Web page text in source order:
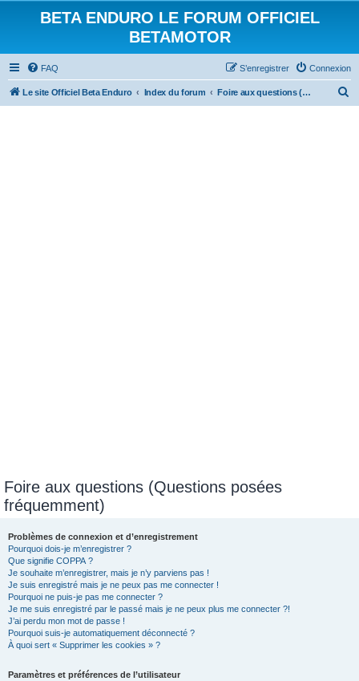
BETA ENDURO LE FORUM OFFICIEL
BETAMOTOR
FAQ Connexion
S’enregistrer
Le site Officiel Beta Enduro Index du forum Foire aux questions (Questions posées fréquemment)
Foire aux questions (Questions posées
fréquemment)
Problèmes de connexion et d’enregistrement
Pourquoi dois-je m’enregistrer ?
Que signifie COPPA ?
Je souhaite m’enregistrer, mais je n’y parviens pas !
Je suis enregistré mais je ne peux pas me connecter !
Pourquoi ne puis-je pas me connecter ?
Je me suis enregistré par le passé mais je ne peux plus me connecter ?!
J’ai perdu mon mot de passe !
Pourquoi suis-je automatiquement déconnecté ?
À quoi sert « Supprimer les cookies » ?
Paramètres et préférences de l’utilisateur